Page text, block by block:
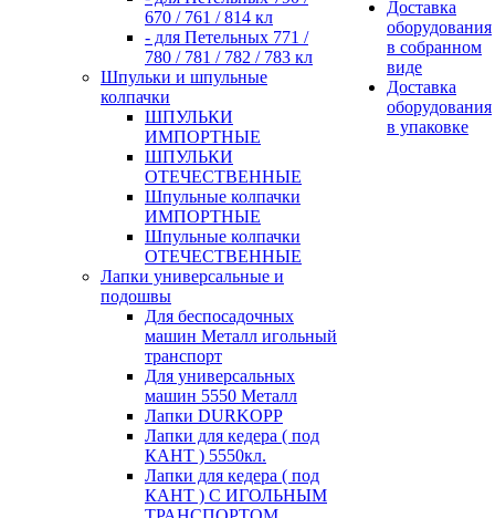
670 / 761 / 814 кл
- для Петельных 771 /
780 / 781 / 782 / 783 кл
Шпульки и шпульные
колпачки
ШПУЛЬКИ
ИМПОРТНЫЕ
ШПУЛЬКИ
ОТЕЧЕСТВЕННЫЕ
Шпульные колпачки
ИМПОРТНЫЕ
Шпульные колпачки
ОТЕЧЕСТВЕННЫЕ
Лапки универсальные и
подошвы
Для беспосадочных
машин Металл игольный
транспорт
Для универсальных
машин 5550 Металл
Лапки DURKOPP
Лапки для кедера ( под
КАНТ ) 5550кл.
Лапки для кедера ( под
КАНТ ) С ИГОЛЬНЫМ
Доставка
оборудования
в собранном
виде
Доставка
оборудования
в упаковке